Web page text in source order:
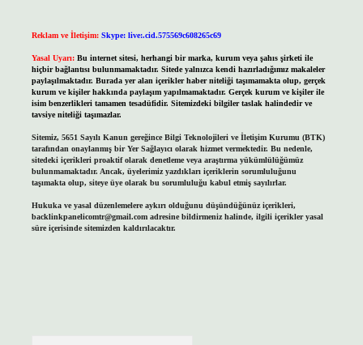
Reklam ve İletişim: Skype: live:.cid.575569c608265c69
Yasal Uyarı: Bu internet sitesi, herhangi bir marka, kurum veya şahıs şirketi ile
hiçbir bağlantısı bulunmamaktadır. Sitede yalnızca kendi hazırladığımız makaleler
paylaşılmaktadır. Burada yer alan içerikler haber niteliği taşımamakta olup, gerçek
kurum ve kişiler hakkında paylaşım yapılmamaktadır. Gerçek kurum ve kişiler ile
isim benzerlikleri tamamen tesadüfidir. Sitemizdeki bilgiler taslak halindedir ve
tavsiye niteliği taşımazlar.
Sitemiz, 5651 Sayılı Kanun gereğince Bilgi Teknolojileri ve İletişim Kurumu (BTK)
tarafından onaylanmış bir Yer Sağlayıcı olarak hizmet vermektedir. Bu nedenle,
sitedeki içerikleri proaktif olarak denetleme veya araştırma yükümlülüğümüz
bulunmamaktadır. Ancak, üyelerimiz yazdıkları içeriklerin sorumluluğunu
taşımakta olup, siteye üye olarak bu sorumluluğu kabul etmiş sayılırlar.
Hukuka ve yasal düzenlemelere aykırı olduğunu düşündüğünüz içerikleri,
backlinkpanelicomtr@gmail.comadresine bildirmeniz halinde, ilgili içerikler yasal
süre içerisinde sitemizden kaldırılacaktır.